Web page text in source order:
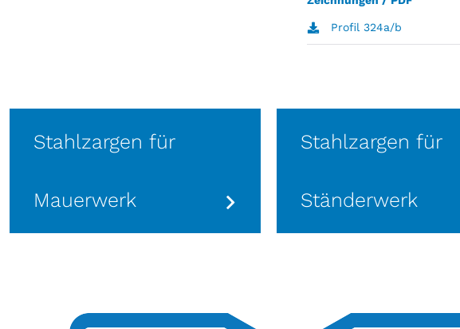
Profil 324a/b
Stahlzargen für
Mauerwerk
Stahlzargen für
Ständerwerk